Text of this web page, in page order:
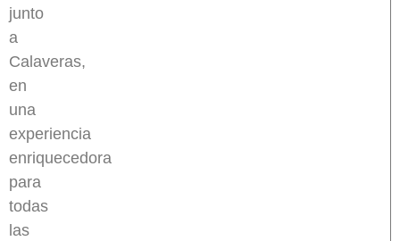
junto
a
Calaveras,
en
una
experiencia
enriquecedora
para
todas
las